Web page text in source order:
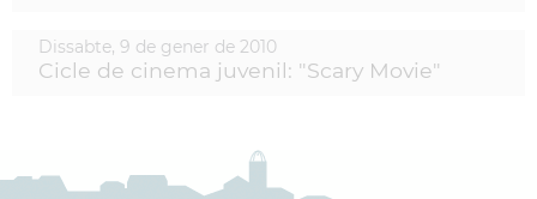
Dissabte, 9 de gener de 2010
Cicle de cinema juvenil: "Scary Movie"